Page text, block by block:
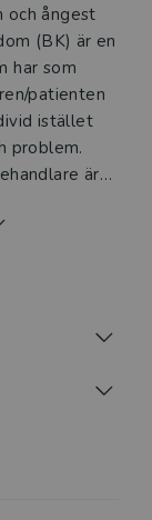
och ångest
(BK) är en
har som
patienten
istället
problem.
är
som
man inte
mycket